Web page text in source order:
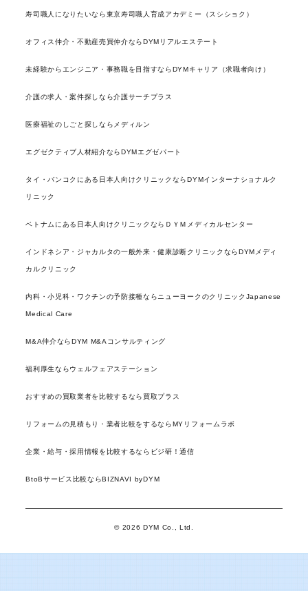
寿司職人になりたいなら東京寿司職人育成アカデミー（スシショク）
オフィス仲介・不動産売買仲介ならDYMリアルエステート
未経験からエンジニア・事務職を目指すならDYMキャリア（求職者向け）
介護の求人・案件探しなら介護サーチプラス
医療福祉のしごと探しならメディルン
エグゼクティブ人材紹介ならDYMエグゼパート
タイ・バンコクにある日本人向けクリニックならDYMインターナショナルク
リニック
ベトナムにある日本人向けクリニックならＤＹＭメディカルセンター
インドネシア・ジャカルタの一般外来・健康診断クリニックならDYMメディ
カルクリニック
内科・小児科・ワクチンの予防接種ならニューヨークのクリニックJapanese
Medical Care
M&A仲介ならDYM M&Aコンサルティング
福利厚生ならウェルフェアステーション
おすすめの買取業者を比較するなら買取プラス
リフォームの見積もり・業者比較をするならMYリフォームラボ
企業・給与・採用情報を比較するならビジ研！通信
BtoBサービス比較ならBIZNAVI byDYM
© 2026 DYM Co., Ltd.